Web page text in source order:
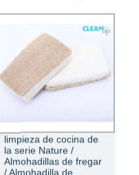
limpieza de cocina de
la serie Nature /
Almohadillas de fregar
/ Almohadilla de